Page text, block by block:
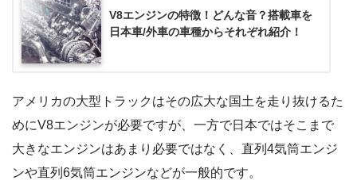
V8エンジンの特徴！どんな音？搭載車を
日本車/外車の車種からそれぞれ紹介！
アメリカの大型トラックはその広大な国土を走り抜けるた
めにV8エンジンが必要ですが、一方で日本ではそこまで
大きなエンジンはあまり必要ではなく、直列4気筒エンジ
ンや直列6気筒エンジンなどが一般的です。